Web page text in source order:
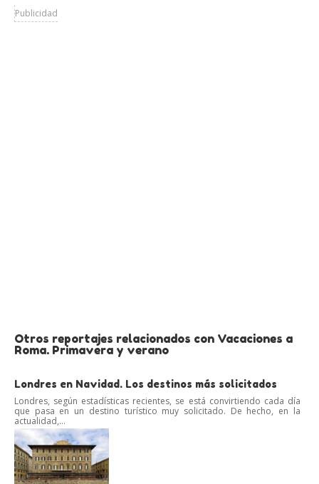
Publicidad
Otros reportajes relacionados con Vacaciones a
Roma. Primavera y verano
Londres en Navidad. Los destinos más solicitados
Londres, según estadísticas recientes, se está convirtiendo cada día
que pasa en un destino turístico muy solicitado. De hecho, en la
actualidad,...